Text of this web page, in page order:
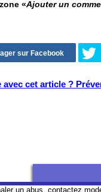
«Ajouter un
sur Facebook
avec cet article ?
un abus, contactez